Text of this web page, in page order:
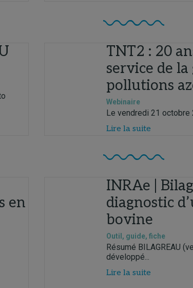
TNT2 : 20
service de la
pollutions
Webinaire
Le vendredi 21 octobre
Lire la suite
en
INRAe |
diagnostic
bovine
Outil, guide, fiche
Résumé BILAGREAU
développé...
Lire la suite